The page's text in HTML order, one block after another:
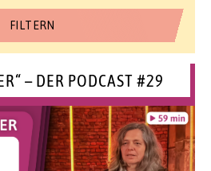
– DER PODCAST #29